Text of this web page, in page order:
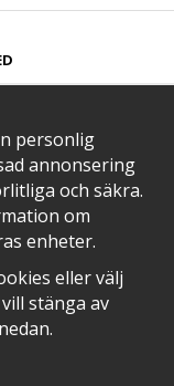
personlig
annonsering
och säkra.
om
enheter.
eller välj
stänga av